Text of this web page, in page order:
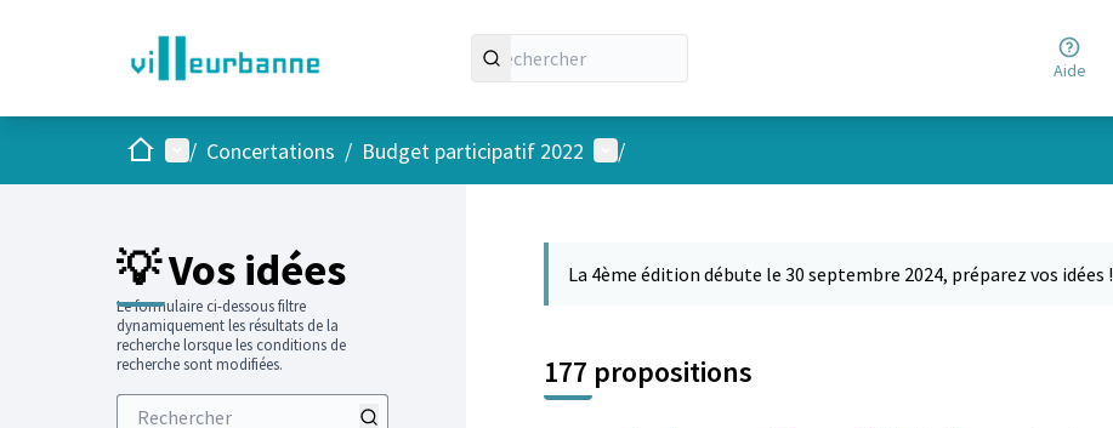
Aide
AccueilMenu principal
/ Concertations / Budget participatif 2022 Menu utilisateur
/
💡 Vos idées
Le formulaire ci-dessous filtre
dynamiquement les résultats de la
recherche lorsque les conditions de
recherche sont modifiées.
La 4ème édition débute le 30 septembre 2024, préparez vos idées !
177 propositions